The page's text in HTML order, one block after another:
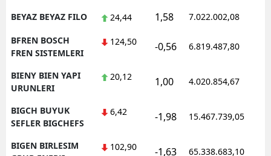
BEYAZ BEYAZ FILO 24,44 1,58 7.022.002,08
BFREN BOSCH
FREN SISTEMLERI
124,50 -0,56 6.819.487,80
BIENY BIEN YAPI
URUNLERI
20,12 1,00 4.020.854,67
BIGCH BUYUK
SEFLER BIGCHEFS
6,42 -1,98 15.467.739,05
BIGEN BIRLESIM
102,90 -1,63 65.338.683,10